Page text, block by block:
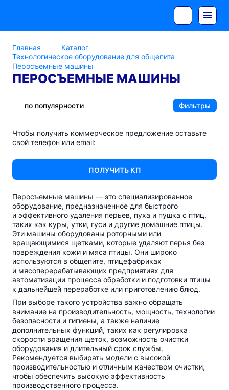
Главная
Каталог
Технологическое оборудование для общепита
Перосъемные машины
ПЕРОСЪЕМНЫЕ МАШИНЫ
по популярности Фильтры
Чтобы получить коммерческое предложение оставьте
свой телефон или email:
ПОЛУЧИТЬ КП
Перосъемные машины — это специализированное
оборудование, предназначенное для быстрого
и эффективного удаления перьев, пуха и пушка с птиц,
таких как куры, утки, гуси и другие домашние птицы.
Эти машины оборудованы роторными или
вращающимися щетками, которые удаляют перья без
повреждения кожи и мяса птицы. Они широко
используются в общепите, птицефабриках
и мясоперерабатывающих предприятиях для
автоматизации процесса обработки и подготовки птицы
к дальнейшей переработке или приготовлению блюд.
При выборе такого устройства важно обращать
внимание на производительность, мощность, технологии
безопасности и гигиены, а также наличие
дополнительных функций, таких как регулировка
скорости вращения щеток, возможность очистки
оборудования и длительный срок службы.
Рекомендуется выбирать модели с высокой
производительностью и отличным качеством очистки,
чтобы обеспечить высокую эффективность
производственного процесса.